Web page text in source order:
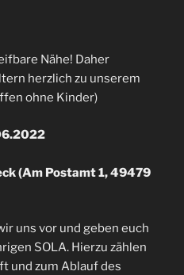
Nähe! Daher
herzlich zu unserem
ohne Kinder)
(Am Postamt 1, 49479
uns vor und geben euch
SOLA. Hierzu zählen
und zum Ablauf des